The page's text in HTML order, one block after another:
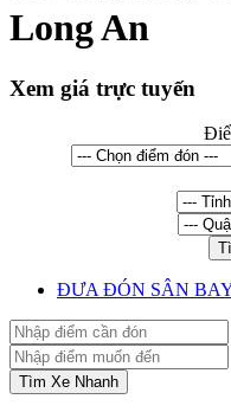
Long An
Xem giá trực tuyến
ĐƯA ĐÓN SÂN
Tìm Xe Nhanh